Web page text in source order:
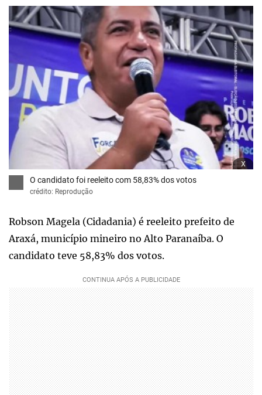
x
O candidato foi reeleito com 58,83% dos votos
crédito: Reprodução
Robson Magela (Cidadania) é reeleito prefeito de
Araxá, município mineiro no Alto Paranaíba. O
candidato teve 58,83% dos votos.